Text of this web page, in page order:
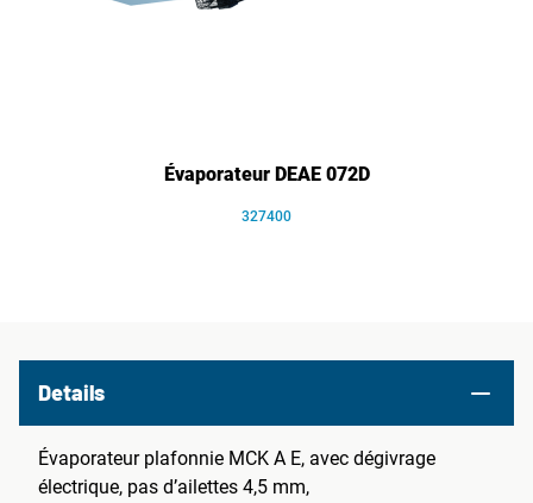
Évaporateur DEAE 072D
327400
Details
Évaporateur plafonnie MCK A E, avec dégivrage
électrique, pas d’ailettes 4,5 mm,